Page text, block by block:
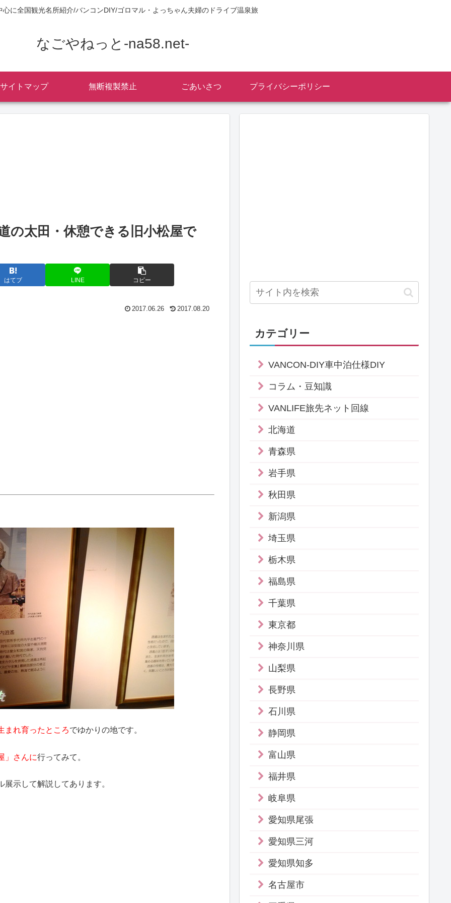
心に全国観光名所紹介/バンコンDIY/ゴロマル・よっちゃん夫婦のドライブ温泉旅
なごやねっと-na58.net-
サイトマップ 無断複製禁止 ごあいさつ プライバシーポリシー
の太田・休憩できる旧小松屋で
はてブ LINE コピー
2017.06.26 2017.08.20
れ育ったところでゆかりの地です。
」さんに行ってみて。
示して解説してあります。
カテゴリー
VANCON-DIY車中泊仕様DIY
コラム・豆知識
VANLIFE旅先ネット回線
北海道
青森県
岩手県
秋田県
新潟県
埼玉県
栃木県
福島県
千葉県
東京都
神奈川県
山梨県
長野県
石川県
静岡県
富山県
福井県
岐阜県
愛知県尾張
愛知県三河
愛知県知多
名古屋市